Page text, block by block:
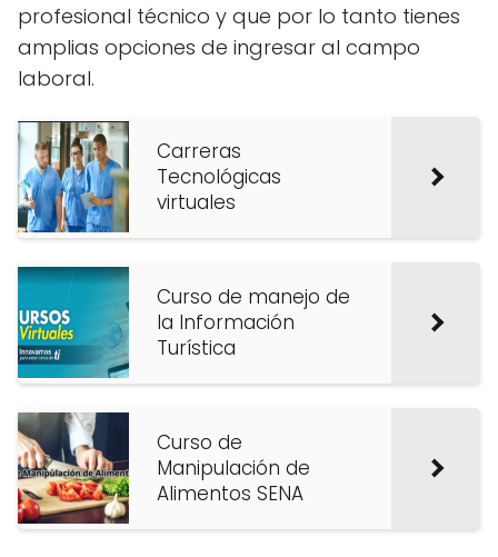
profesional técnico y que por lo tanto tienes
amplias opciones de ingresar al campo
laboral.
Carreras
Tecnológicas
virtuales
Curso de manejo de
la Información
Turística
Curso de
Manipulación de
Alimentos SENA